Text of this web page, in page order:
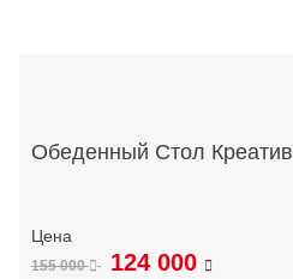
Обеденный Стол Креатив
155 000 124 000